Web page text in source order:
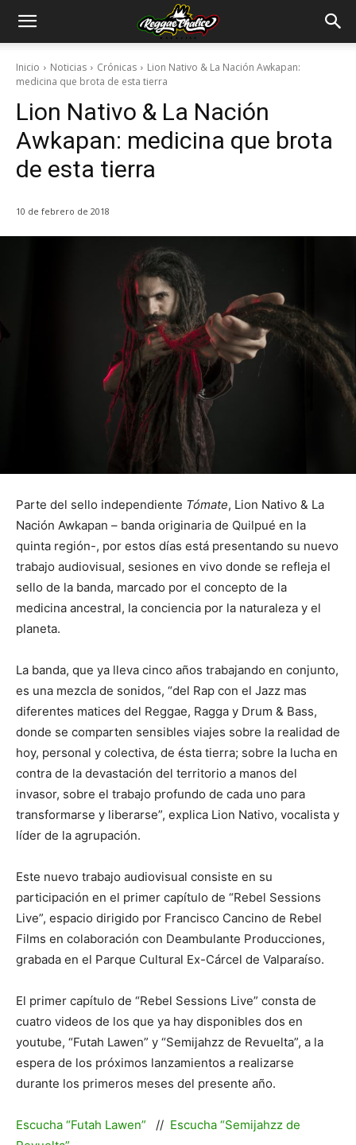
Inicio Noticias Crónicas
Lion Nativo & La Nación Awkapan:
medicina que brota de esta tierra
Lion Nativo & La Nación
Awkapan: medicina que brota
de esta tierra
10 de febrero de 2018
Parte del sello independiente Tómate, Lion Nativo & La
Nación Awkapan – banda originaria de Quilpué en la
quinta región-, por estos días está presentando su nuevo
trabajo audiovisual, sesiones en vivo donde se refleja el
sello de la banda, marcado por el concepto de la
medicina ancestral, la conciencia por la naturaleza y el
planeta.
La banda, que ya lleva cinco años trabajando en conjunto,
es una mezcla de sonidos, “del Rap con el Jazz mas
diferentes matices del Reggae, Ragga y Drum & Bass,
donde se comparten sensibles viajes sobre la realidad de
hoy, personal y colectiva, de ésta tierra; sobre la lucha en
contra de la devastación del territorio a manos del
invasor, sobre el trabajo profundo de cada uno para
transformarse y liberarse”, explica Lion Nativo, vocalista y
líder de la agrupación.
Este nuevo trabajo audiovisual consiste en su
participación en el primer capítulo de “Rebel Sessions
Live”, espacio dirigido por Francisco Cancino de Rebel
Films en colaboración con Deambulante Producciones,
grabada en el Parque Cultural Ex-Cárcel de Valparaíso.
El primer capítulo de “Rebel Sessions Live” consta de
cuatro videos de los que ya hay disponibles dos en
youtube, “Futah Lawen” y “Semijahzz de Revuelta”, a la
espera de los próximos lanzamientos a realizarse
durante los primeros meses del presente año.
Escucha “Futah Lawen” // Escucha “Semijahzz de